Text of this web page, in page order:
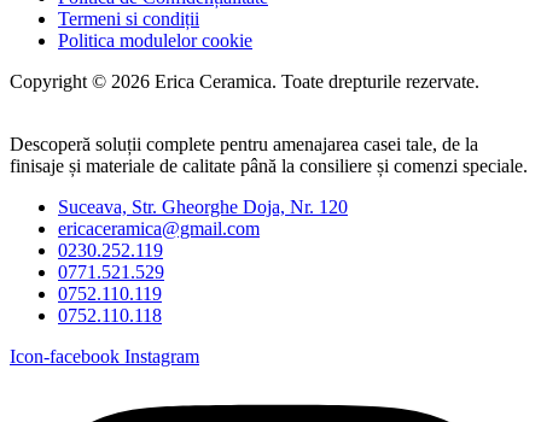
Termeni si condiții
Politica modulelor cookie
Copyright © 2026 Erica Ceramica. Toate drepturile rezervate.
Descoperă soluții complete pentru amenajarea casei tale, de la
finisaje și materiale de calitate până la consiliere și comenzi speciale.
Suceava, Str. Gheorghe Doja, Nr. 120
ericaceramica@gmail.com
0230.252.119
0771.521.529
0752.110.119
0752.110.118
Icon-facebook Instagram